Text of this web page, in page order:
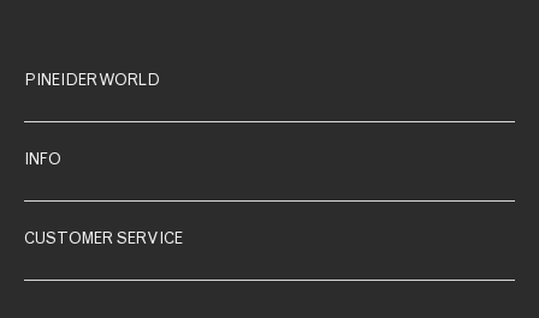
PINEIDER WORLD
INFO
CUSTOMER SERVICE